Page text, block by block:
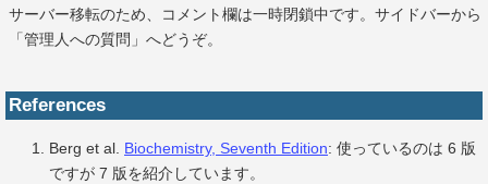
サーバー移転のため、コメント欄は一時閉鎖中です。サイドバーから
「管理人への質問」へどうぞ。
References
Berg et al. Biochemistry, Seventh Edition: 使っているのは 6 版
ですが 7 版を紹介しています。